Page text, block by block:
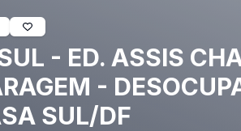
- ED. ASSIS
-
SUL/DF